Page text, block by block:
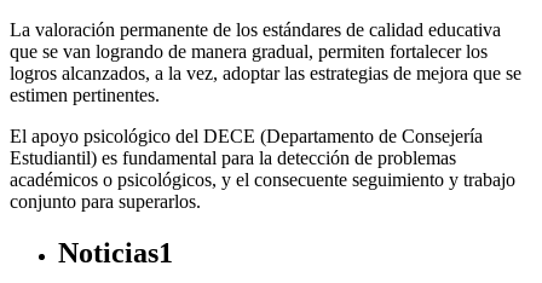
La valoración permanente de los estándares de calidad educativa
que se van logrando de manera gradual, permiten fortalecer los
logros alcanzados, a la vez, adoptar las estrategias de mejora que se
estimen pertinentes.
El apoyo psicológico del DECE (Departamento de Consejería
Estudiantil) es fundamental para la detección de problemas
académicos o psicológicos, y el consecuente seguimiento y trabajo
conjunto para superarlos.
Noticias1